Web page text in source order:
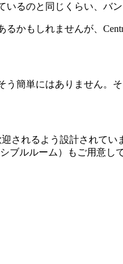
るのと同じくらい、バ
かもしれませんが、
簡単にはありません。
されるよう設計されて
ブルルーム）もご用意し